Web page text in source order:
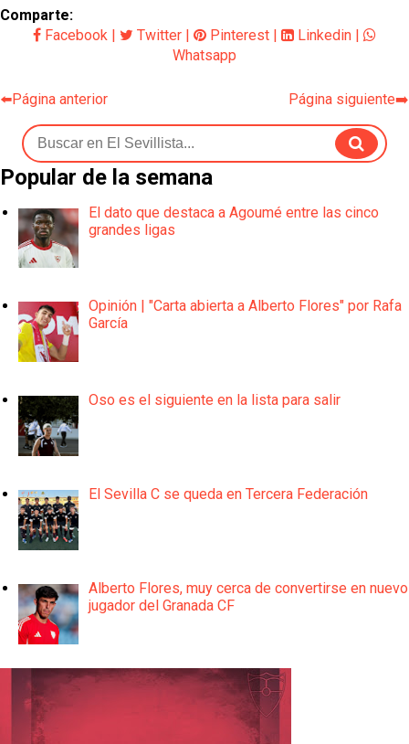
Comparte:
Facebook
Twitter Pinterest Linkedin
Whatsapp
⬅️Página anterior Página siguiente➡️
Popular de la semana
El dato que destaca a Agoumé entre las cinco
grandes ligas
Opinión | "Carta abierta a Alberto Flores" por Rafa
García
Oso es el siguiente en la lista para salir
El Sevilla C se queda en Tercera Federación
Alberto Flores, muy cerca de convertirse en nuevo
jugador del Granada CF